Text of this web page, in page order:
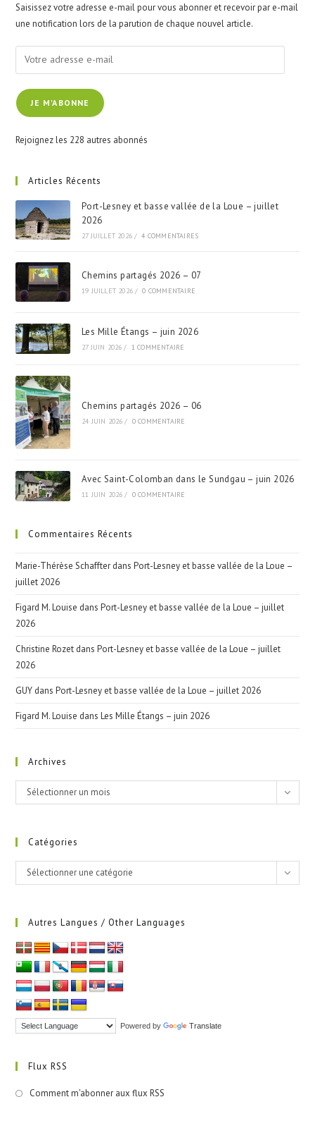
Saisissez votre adresse e-mail pour vous abonner et recevoir par e-mail
une notification lors de la parution de chaque nouvel article.
Votre
adresse
e-
mailJE M'ABONNE
Rejoignez les 228 autres abonnés
Articles Récents
Port-Lesney et basse vallée de la Loue – juillet
2026
27 JUILLET 2026 / 4 COMMENTAIRES
Chemins partagés 2026 – 07
19 JUILLET 2026 / 0 COMMENTAIRE
Les Mille Étangs – juin 2026
27 JUIN 2026 / 1 COMMENTAIRE
Chemins partagés 2026 – 06
24 JUIN 2026 / 0 COMMENTAIRE
Avec Saint-Colomban dans le Sundgau – juin 2026
11 JUIN 2026 / 0 COMMENTAIRE
Commentaires Récents
Marie-Thérèse Schaffter dansPort-Lesney et basse vallée de la Loue –
juillet 2026
Figard M. Louise dansPort-Lesney et basse vallée de la Loue – juillet
2026
Christine Rozet dansPort-Lesney et basse vallée de la Loue – juillet
2026
GUY dansPort-Lesney et basse vallée de la Loue – juillet 2026
Figard M. Louise dansLes Mille Étangs – juin 2026
Archives
Archives
Sélectionner un mois
Catégories
Catégories
Sélectionner une catégorie
Autres Langues / Other Languages
Powered by Translate
Flux RSS
Comment m'abonner aux flux RSS